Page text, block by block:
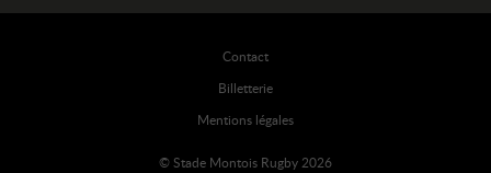
Contact
Billetterie
Mentions légales
© Stade Montois Rugby 2026